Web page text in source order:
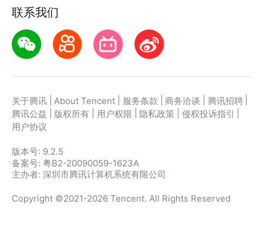
联系我们
关于腾讯 About Tencent 服务条款 商务洽谈 腾讯招聘
腾讯公益
版权所有 用户权限 隐私政策 侵权投诉指引
用户协议
版本号: 9.2.5
备案号: 粤B2-20090059-1623A
主办者: 深圳市腾讯计算机系统有限公司
Copyright ©2021-2026 Tencent. All Rights Reserved